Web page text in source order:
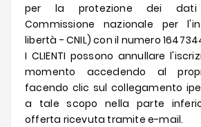
per la protezione dei dati
Commissione nazionale per
libertà - CNIL) con il numero
I CLIENTI possono annullare
momento accedendo al
facendo clic sul collegamento
a tale scopo nella parte
offerta ricevuta tramite e-mail.